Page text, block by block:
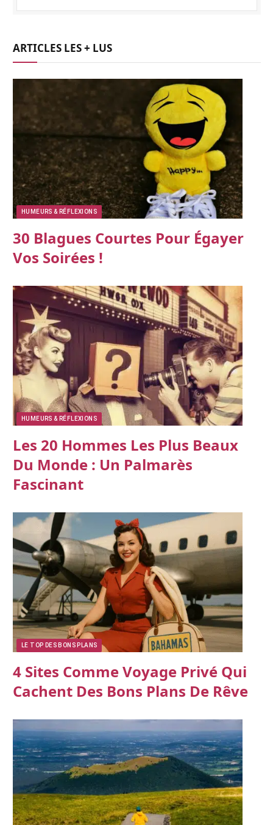
ARTICLES LES + LUS
HUMEURS & RÉFLEXIONS
30 Blagues Courtes Pour Égayer
Vos Soirées !
HUMEURS & RÉFLEXIONS
Les 20 Hommes Les Plus Beaux
Du Monde : Un Palmarès
Fascinant
LE TOP DES BONS PLANS
4 Sites Comme Voyage Privé Qui
Cachent Des Bons Plans De Rêve